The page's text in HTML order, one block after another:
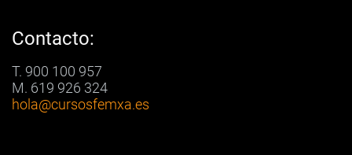
Contacto:
T. 900 100 957
M. 619 926 324
hola@cursosfemxa.es